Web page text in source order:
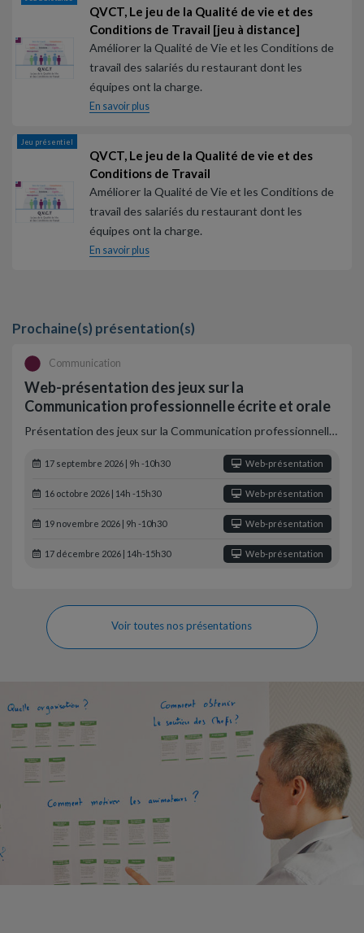
QVCT, Le jeu de la Qualité de vie et des
Conditions de Travail [jeu à distance]
Améliorer la Qualité de Vie et les Conditions de
travail des salariés du restaurant dont les
équipes ont la charge.
En savoir plus
Jeu présentiel
QVCT, Le jeu de la Qualité de vie et des
Conditions de Travail
Améliorer la Qualité de Vie et les Conditions de
travail des salariés du restaurant dont les
équipes ont la charge.
En savoir plus
Prochaine(s) présentation(s)
Communication
Web-présentation des jeux sur la
Communication professionnelle écrite et orale
Présentation des jeux sur la Communication professionnell…
17 septembre 2026 | 9h -10h30 Web-présentation
16 octobre 2026 | 14h -15h30 Web-présentation
19 novembre 2026 | 9h -10h30 Web-présentation
17 décembre 2026 | 14h-15h30 Web-présentation
Voir toutes nos présentations